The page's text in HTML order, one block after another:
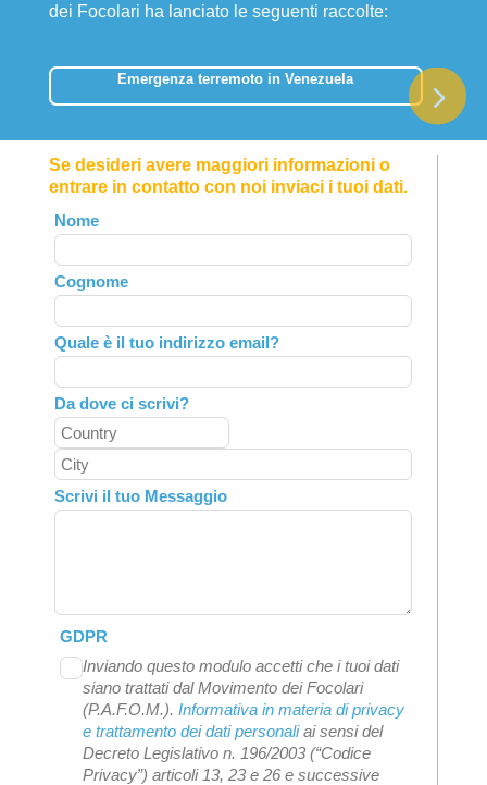
dei Focolari ha lanciato le seguenti raccolte:
Emergenza terremoto in Venezuela
Se desideri avere maggiori informazioni o
entrare in contatto con noi inviaci i tuoi dati.
Leave
this
field
blank
Nome
Cognome
Quale è il tuo indirizzo email?
Da dove ci scrivi?
Scrivi il tuo Messaggio
GDPR
Inviando questo modulo accetti che i tuoi dati
siano trattati dal Movimento dei Focolari
(P.A.F.O.M.). Informativa in materia di privacy
e trattamento dei dati personaliai sensi del
Decreto Legislativo n. 196/2003 (“Codice
Privacy”) articoli 13, 23 e 26 e successive